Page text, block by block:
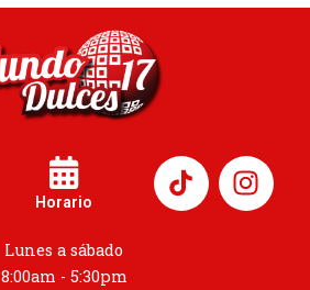
Horario
Lunes a sábado
8:00am - 5:30pm
I
n
s